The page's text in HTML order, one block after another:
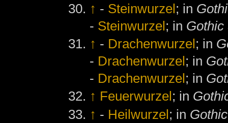
↑ - Steinwurzel; in
- Steinwurzel; in Gothic
↑ - Drachenwurzel; in
- Drachenwurzel; in
- Drachenwurzel; in
↑ Feuerwurzel; in
↑ - Heilwurzel; in